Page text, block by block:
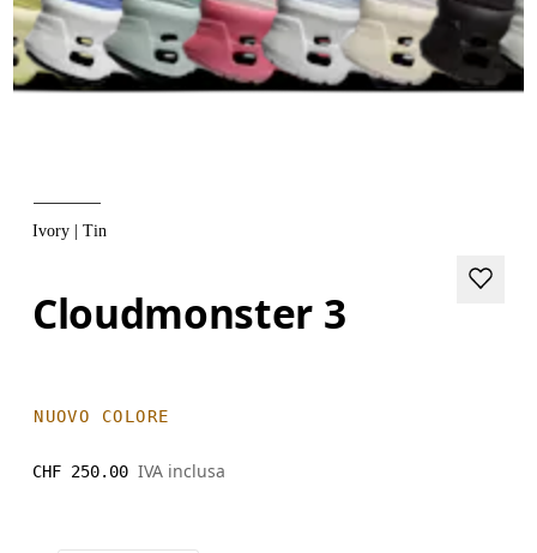
Ivory | Tin
Cloudmonster 3
NUOVO COLORE
CHF 250.00 IVA inclusa